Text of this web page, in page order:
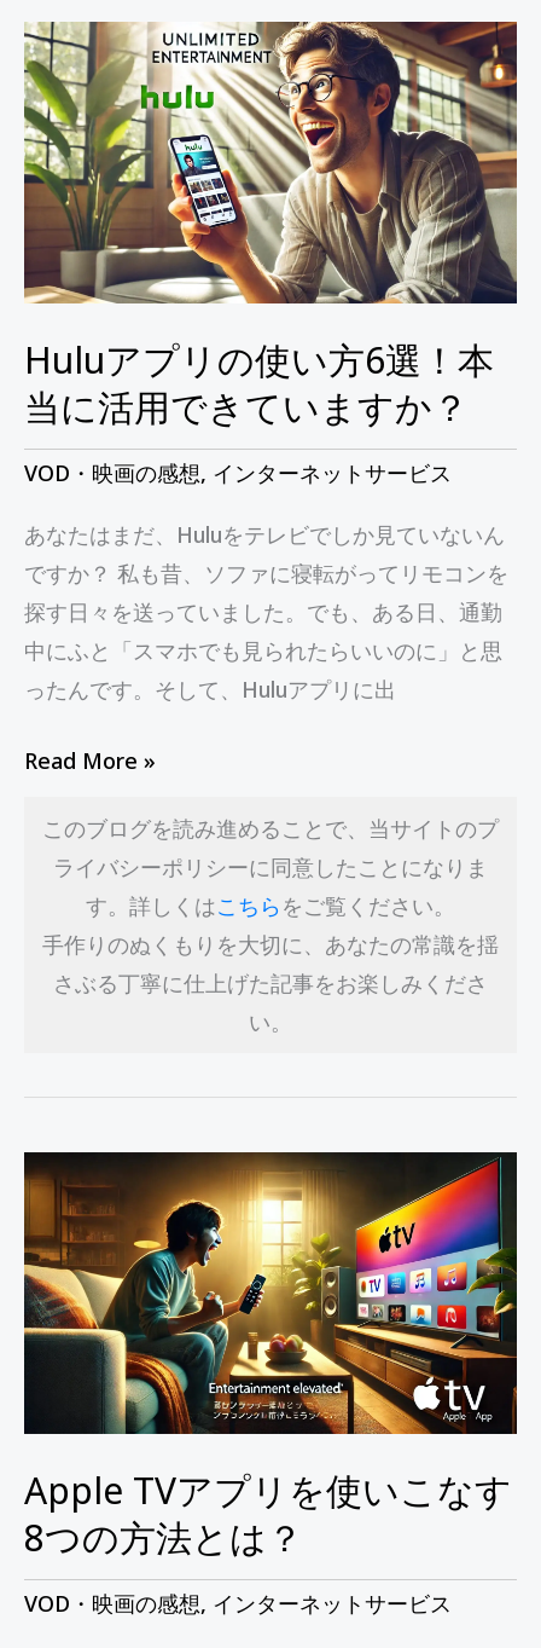
Huluアプリの使い方6選！本
当に活用できていますか？
VOD・映画の感想, インターネットサービス
あなたはまだ、Huluをテレビでしか見ていないん
ですか？ 私も昔、ソファに寝転がってリモコンを
探す日々を送っていました。でも、ある日、通勤
中にふと「スマホでも見られたらいいのに」と思
ったんです。そして、Huluアプリに出
Hulu
ア
プ
リ
使
方
6
選！
本
当
活
用
で
き
て
ま
か？
Read More »
このブログを読み進めることで、当サイトのプ
ライバシーポリシーに同意したことになりま
す。詳しくはこちら をご覧ください。
手作りのぬくもりを大切に、あなたの常識を揺
さぶる丁寧に仕上げた記事をお楽しみくださ
い。
Apple TVアプリを使いこなす
8つの方法とは？
VOD・映画の感想, インターネットサービス
Apple
TV
ア
プ
リ
い
こ
な
す
8